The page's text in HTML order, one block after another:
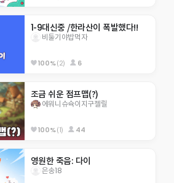
1-9대신중 /한라산이 폭발했다!!
비둘기야밥먹자
100%(2) 6
조금 쉬운 점프맵(?)
에워니슈슉이지구젤릴
100%(1) 44
영원한 죽음: 다이
은송18